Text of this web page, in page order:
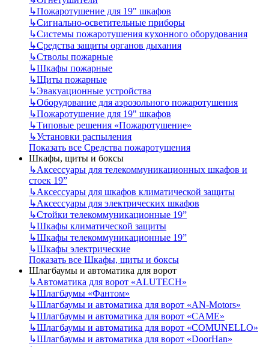
↳Пожаротушение для 19" шкафов
↳Сигнально-осветительные приборы
↳Системы пожаротушения кухонного оборудования
↳Средства защиты органов дыхания
↳Стволы пожарные
↳Шкафы пожарные
↳Щиты пожарные
↳Эвакуационные устройства
↳Оборудование для аэрозольного пожаротушения
↳Пожаротушение для 19" шкафов
↳Типовые решения «Пожаротушение»
↳Установки распыления
Показать все Средства пожаротушения
Шкафы, щиты и боксы
↳Аксессуары для телекоммуникационных шкафов и
стоек 19”
↳Аксессуары для шкафов климатической защиты
↳Аксессуары для электрических шкафов
↳Стойки телекоммуникационные 19”
↳Шкафы климатической защиты
↳Шкафы телекоммуникационные 19”
↳Шкафы электрические
Показать все Шкафы, щиты и боксы
Шлагбаумы и автоматика для ворот
↳Автоматика для ворот «ALUTECH»
↳Шлагбаумы «Фантом»
↳Шлагбаумы и автоматика для ворот «AN-Motors»
↳Шлагбаумы и автоматика для ворот «CAME»
↳Шлагбаумы и автоматика для ворот «COMUNELLO»
↳Шлагбаумы и автоматика для ворот «DoorHan»